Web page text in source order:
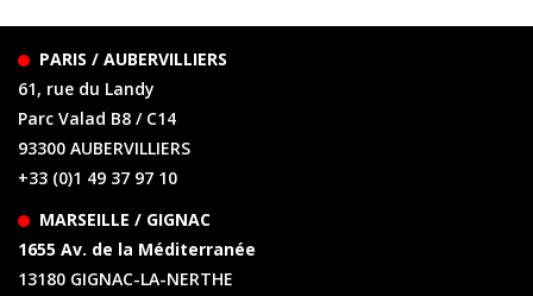
PARIS / AUBERVILLIERS
61, rue du Landy
Parc Valad B8 / C14
93300 AUBERVILLIERS
+33 (0)1 49 37 97 10
MARSEILLE / GIGNAC
1655 Av. de la Méditerranée
13180 GIGNAC-LA-NERTHE